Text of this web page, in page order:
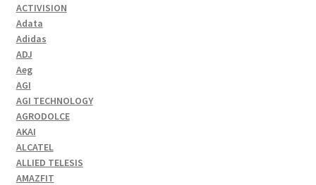
ACTIVISION
Adata
Adidas
ADJ
Aeg
AGI
AGI TECHNOLOGY
AGRODOLCE
AKAI
ALCATEL
ALLIED TELESIS
AMAZFIT